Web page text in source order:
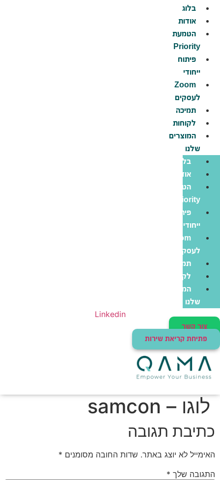
בלוג
אודות
הטמעת
Priority
פיתוח
ייחודי
Zoom
לעסקים
תמיכה
לקוחות
המוצרים
שלנו
בלוג
אודות
הטמעת
Priority
פיתוח
ייחודי
Zoom
לעסקים
תמיכה
לקוחות
המוצרים
שלנו
Linkedin
צור קשר
פתיחת קריאת שירות
לוגו – samcon
כתיבת תגובה
האימייל לא יוצג באתר. שדות החובה מסומנים *
התגובה שלך *